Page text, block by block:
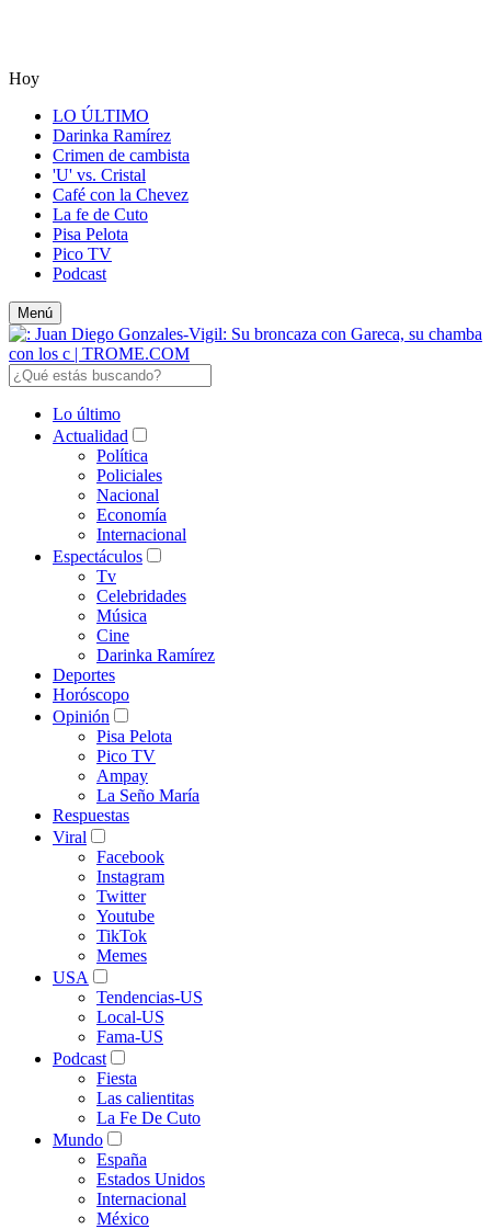
Hoy
LO ÚLTIMO
Darinka Ramírez
Crimen de cambista
'U' vs. Cristal
Café con la Chevez
La fe de Cuto
Pisa Pelota
Pico TV
Podcast
Menú
Lo último
Actualidad
Política
Policiales
Nacional
Economía
Internacional
Espectáculos
Tv
Celebridades
Música
Cine
Darinka Ramírez
Deportes
Horóscopo
Opinión
Pisa Pelota
Pico TV
Ampay
La Seño María
Respuestas
Viral
Facebook
Instagram
Twitter
Youtube
TikTok
Memes
USA
Tendencias-US
Local-US
Fama-US
Podcast
Fiesta
Las calientitas
La Fe De Cuto
Mundo
España
Estados Unidos
Internacional
México